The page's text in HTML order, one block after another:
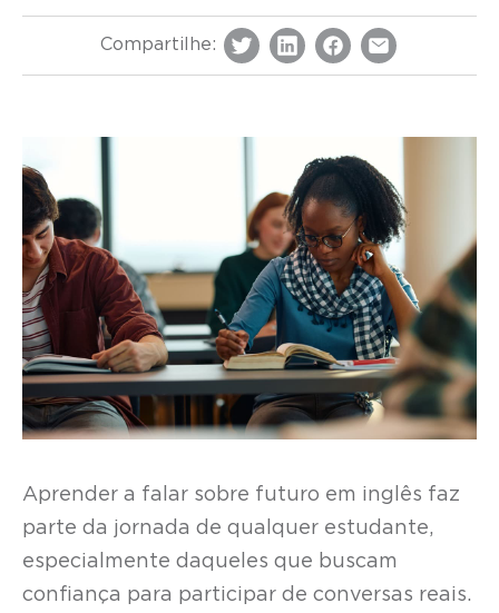
Compartilhe:
Aprender a falar sobre futuro em inglês faz
parte da jornada de qualquer estudante,
especialmente daqueles que buscam
confiança para participar de conversas reais.